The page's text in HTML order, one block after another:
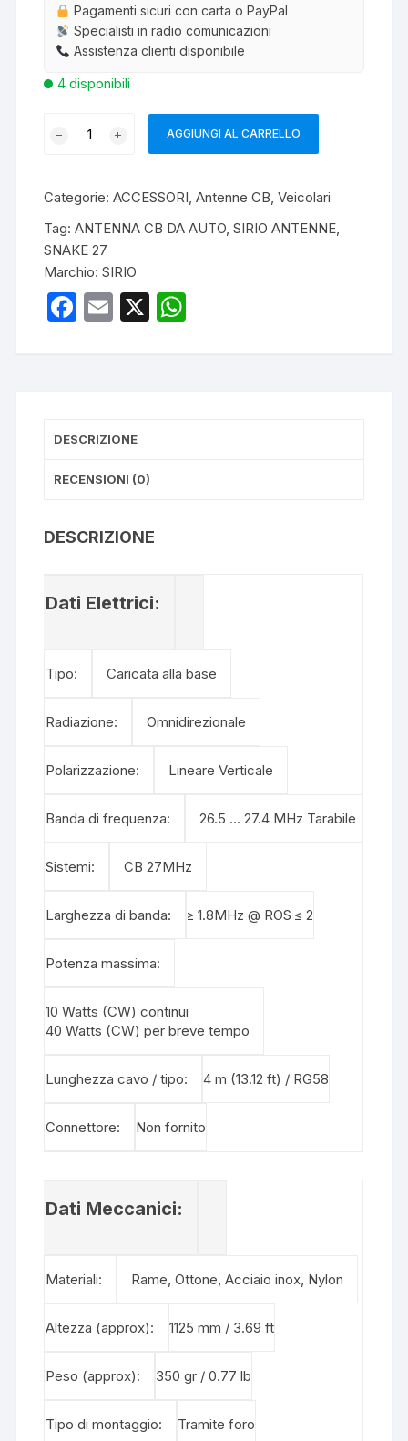
Pagamenti sicuri con carta o PayPal
Specialisti in radio comunicazioni
Assistenza clienti disponibile
4 disponibili
ANTENNA
VEICOLARE
CB
quantità
AGGIUNGI AL CARRELLO
Categorie:ACCESSORI,Antenne CB,Veicolari
Tag:ANTENNA CB DA AUTO,SIRIO ANTENNE,
SNAKE 27
Marchio:SIRIO
F
o
o
E
X
DESCRIZIONE
RECENSIONI (0)
DESCRIZIONE
Dati Elettrici:
Tipo: Caricata alla base
Radiazione: Omnidirezionale
Polarizzazione: Lineare Verticale
Banda di frequenza: 26.5 … 27.4 MHz Tarabile
Sistemi: CB 27MHz
Larghezza di banda: ≥ 1.8MHz @ ROS ≤ 2
Potenza massima:
10 Watts (CW) continui
40 Watts (CW) per breve tempo
Lunghezza cavo / tipo: 4 m (13.12 ft) / RG58
Connettore: Non fornito
Dati Meccanici:
Materiali: Rame, Ottone, Acciaio inox, Nylon
Altezza (approx): 1125 mm / 3.69 ft
Peso (approx): 350 gr / 0.77 lb
Tipo di montaggio: Tramite foro